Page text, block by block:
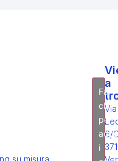
su misura
a
Via
6/
Fai
clic
per
i